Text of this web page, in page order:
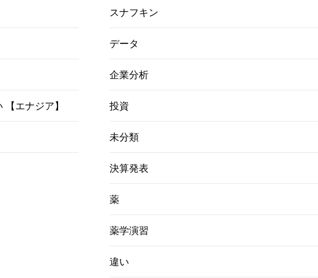
エナジア】
スナフキン
データ
企業分析
投資
未分類
決算発表
薬
薬学演習
違い